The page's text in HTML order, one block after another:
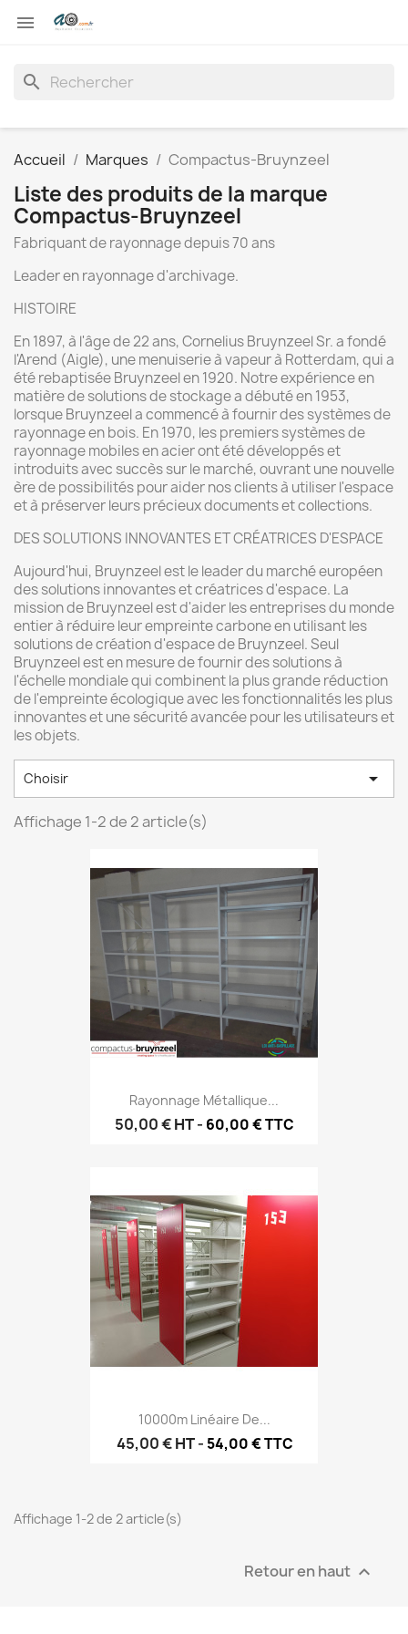

search
Accueil Marques Compactus-Bruynzeel
Liste des produits de la marque
Compactus-Bruynzeel
Fabriquant de rayonnage depuis 70 ans
Leader en rayonnage d'archivage.
HISTOIRE
En 1897, à l'âge de 22 ans, Cornelius Bruynzeel Sr. a fondé
l'Arend (Aigle), une menuiserie à vapeur à Rotterdam, qui a
été rebaptisée Bruynzeel en 1920. Notre expérience en
matière de solutions de stockage a débuté en 1953,
lorsque Bruynzeel a commencé à fournir des systèmes de
rayonnage en bois. En 1970, les premiers systèmes de
rayonnage mobiles en acier ont été développés et
introduits avec succès sur le marché, ouvrant une nouvelle
ère de possibilités pour aider nos clients à utiliser l'espace
et à préserver leurs précieux documents et collections.
DES SOLUTIONS INNOVANTES ET CRÉATRICES D'ESPACE
Aujourd'hui, Bruynzeel est le leader du marché européen
des solutions innovantes et créatrices d'espace. La
mission de Bruynzeel est d'aider les entreprises du monde
entier à réduire leur empreinte carbone en utilisant les
solutions de création d'espace de Bruynzeel. Seul
Bruynzeel est en mesure de fournir des solutions à
l'échelle mondiale qui combinent la plus grande réduction
de l'empreinte écologique avec les fonctionnalités les plus
innovantes et une sécurité avancée pour les utilisateurs et
les objets.
Choisir 
Affichage 1-2 de 2 article(s)
Rayonnage Métallique...
50,00 €HT- 60,00 € TTC
10000m Linéaire De...
45,00 €HT- 54,00 € TTC
Affichage 1-2 de 2 article(s)
Retour en haut 